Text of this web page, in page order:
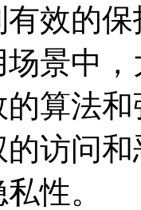
效的保
景中
效的算
访问和
性。